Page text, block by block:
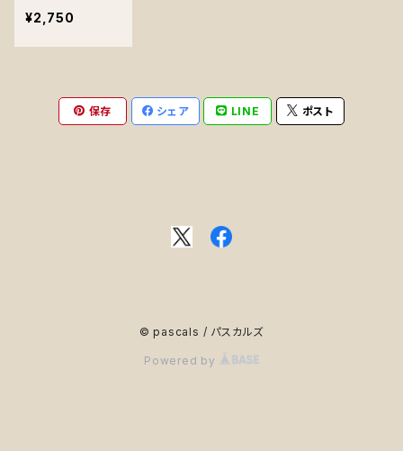
ナルサウンドトラ
ック』(UZCL-22
28)
¥2,750
保存 シェア LINE ポスト
© pascals / パスカルズ
Powered by